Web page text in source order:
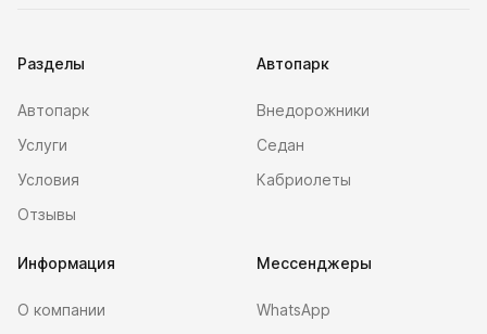
Разделы
Автопарк
Услуги
Условия
Отзывы
Автопарк
Внедорожники
Седан
Кабриолеты
Информация
О компании
Мессенджеры
WhatsApp